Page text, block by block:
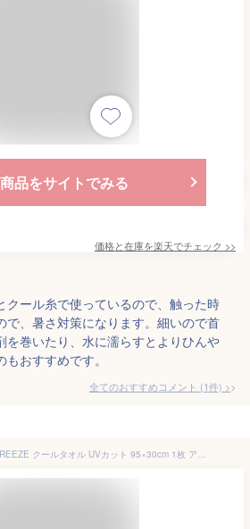
品をサイトでみる
価格と在庫を楽天でチェック >>
クール糸で使っているので、触った時
で、暑さ対策になります。細いので首
を巻いたり、水に濡らすとよりひんや
おすすめです。
全てのおすすめコメント (1件) >
[シーブリーズ] SEABREEZE クールタオル UVカット 95×30cm 1枚 アウトドア 冷感 速乾 ライトグリーン